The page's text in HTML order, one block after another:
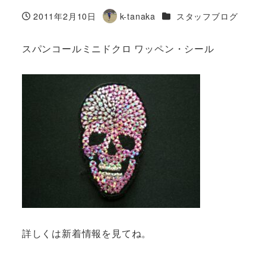
投稿日
2011年2月10日
著
k-tanaka カテゴリー
スタッフブログ
スパンコールミニドクロ ワッペン・シール
詳しくは新着情報を見てね。